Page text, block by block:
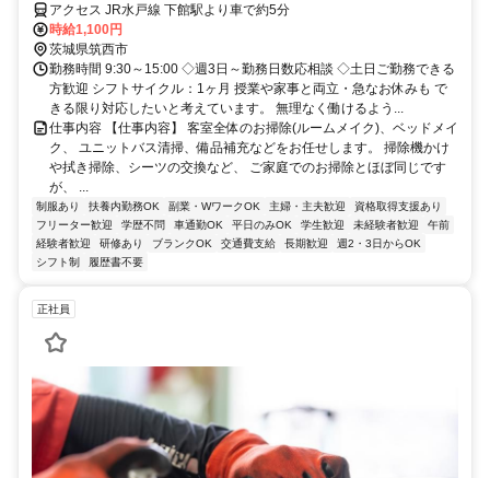
アクセス JR水戸線 下館駅より車で約5分
時給1,100円
茨城県筑西市
勤務時間 9:30～15:00 ◇週3日～勤務日数応相談 ◇土日ご勤務できる
方歓迎 シフトサイクル：1ヶ月 授業や家事と両立・急なお休みも で
きる限り対応したいと考えています。 無理なく働けるよう...
仕事内容 【仕事内容】 客室全体のお掃除(ルームメイク)、ベッドメイ
ク、 ユニットバス清掃、備品補充などをお任せします。 掃除機かけ
や拭き掃除、シーツの交換など、 ご家庭でのお掃除とほぼ同じです
が、 ...
制服あり 扶養内勤務OK 副業・WワークOK 主婦・主夫歓迎
資格取得支援あり
フリーター歓迎
学歴不問 車通勤OK 平日のみOK 学生歓迎 未経験者歓迎
午前
経験者歓迎
研修あり ブランクOK 交通費支給 長期歓迎
週2・3日からOK
シフト制
履歴書不要
正社員